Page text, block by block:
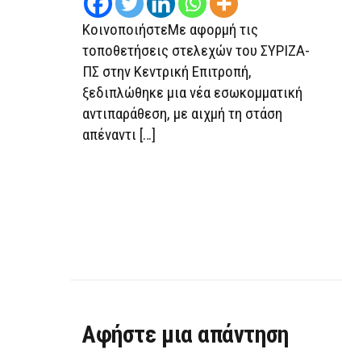
ΚοινοποιήστεΜε αφορμή τις
τοποθετήσεις στελεχών του ΣΥΡΙΖΑ-
ΠΣ στην Κεντρική Επιτροπή,
ξεδιπλώθηκε μια νέα εσωκομματική
αντιπαράθεση, με αιχμή τη στάση
απέναντι […]
Αφήστε μια απάντηση